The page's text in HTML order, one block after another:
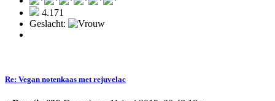
4.171
Geslacht:
Re: Vegan notenkaas met rejuvelac